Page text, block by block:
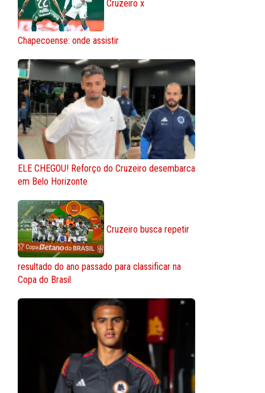
Cruzeiro x
Chapecoense: onde assistir
ELE CHEGOU! Reforço do Cruzeiro desembarca
em Belo Horizonte
Cruzeiro busca repetir
resultado do ano passado para classificar na
Copa do Brasil